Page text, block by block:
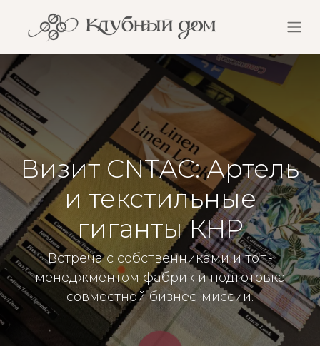
Визит CNTAC: Артель
и текстильные
гиганты КНР
Встреча с собственниками и топ-
менеджментом фабрик и подготовка
совместной бизнес-миссии.